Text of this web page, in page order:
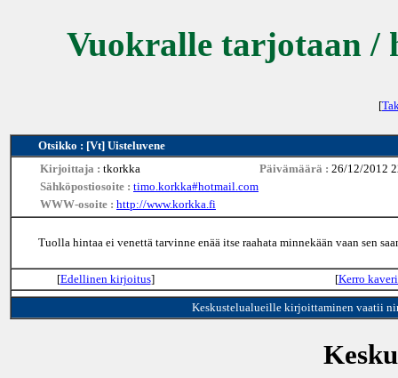
Vuokralle tarjotaan /
[
Otsikko : [Vt] Uisteluvene
Kirjoittaja : tkorkka Päivämäärä : 26/12/2012
Sähköpostiosoite : timo.korkka#hotmail.com
WWW-osoite : http://www.korkka.fi
Tuolla hintaa ei venettä tarvinne enää itse raahata minnekään vaan sen
[Edellinen kirjoitus] [Kerro
Keskustelualueille kirjoittaminen vaatii